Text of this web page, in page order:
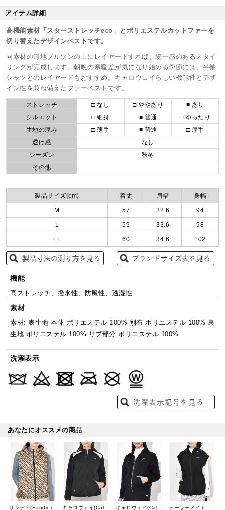
アイテム詳細
高機能素材「スターストレッチeco」とポリエステルカットファーを
切り替えたデザインベストです。
同素材の無地ブルゾンの上にレイヤードすれば、統一感のあるスタイ
リングが完成します。朝晩の寒暖差が気になり始める季節には、半袖
シャツとのレイヤードもおすすめ。キャロウェイらしい機能性とデザ
イン性を兼ね備えたファーベストです。
ストレッチ □ なし □ ややあり
■ あり
シルエット
□ 細身 ■ 普通
□ ゆったり
生地の厚み
□ 薄手 ■ 普通
□ 厚手
透け感
なし
シーズン
秋冬
その他
製品サイズ(cm) 着丈 肩幅 身幅
M 57 32.6 94
L 59 33.6 98
LL 60 34.6 102
機能
高ストレッチ、撥水性、防風性、透湿性
素材
素材: 表生地 本体 ポリエステル 100% 別布 ポリエステル 100% 裏
生地 ポリエステル 100% リブ部分 ポリエステル 100%
洗濯表示
あなたにオススメの商品
サンディ(Sandie)